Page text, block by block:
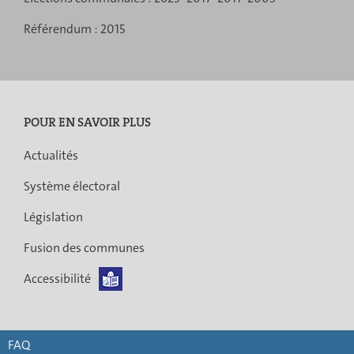
Référendum : 2015
POUR EN SAVOIR PLUS
Actualités
Système électoral
Législation
Fusion des communes
Accessibilité
FAQ